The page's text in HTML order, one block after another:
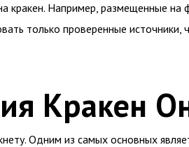
кракен. Например, размещенные на
только проверенные источники,
Кракен
Одним из самых основных